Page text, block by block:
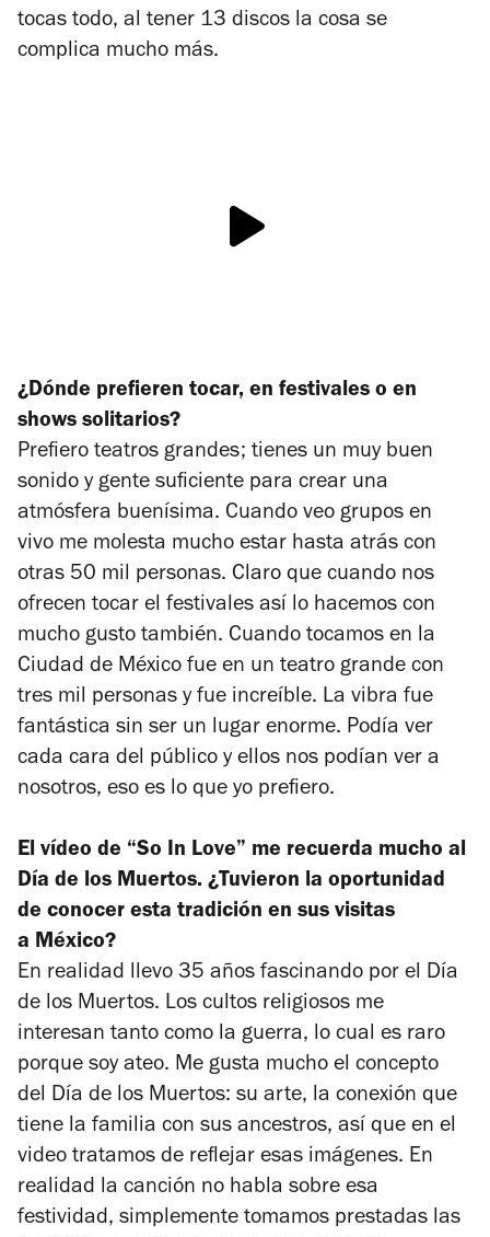
tocas todo, al tener 13 discos la cosa se
complica mucho más.
¿Dónde prefieren tocar, en festivales o en
shows solitarios?
Prefiero teatros grandes; tienes un muy buen
sonido y gente suficiente para crear una
atmósfera buenísima. Cuando veo grupos en
vivo me molesta mucho estar hasta atrás con
otras 50 mil personas. Claro que cuando nos
ofrecen tocar el festivales así lo hacemos con
mucho gusto también. Cuando tocamos en la
Ciudad de México fue en un teatro grande con
tres mil personas y fue increíble. La vibra fue
fantástica sin ser un lugar enorme. Podía ver
cada cara del público y ellos nos podían ver a
nosotros, eso es lo que yo prefiero.
El vídeo de “So In Love” me recuerda mucho al
Día de los Muertos. ¿Tuvieron la oportunidad
de conocer esta tradición en sus visitas
a México?
En realidad llevo 35 años fascinando por el Día
de los Muertos. Los cultos religiosos me
interesan tanto como la guerra, lo cual es raro
porque soy ateo. Me gusta mucho el concepto
del Día de los Muertos: su arte, la conexión que
tiene la familia con sus ancestros, así que en el
video tratamos de reflejar esas imágenes. En
realidad la canción no habla sobre esa
festividad, simplemente tomamos prestadas las